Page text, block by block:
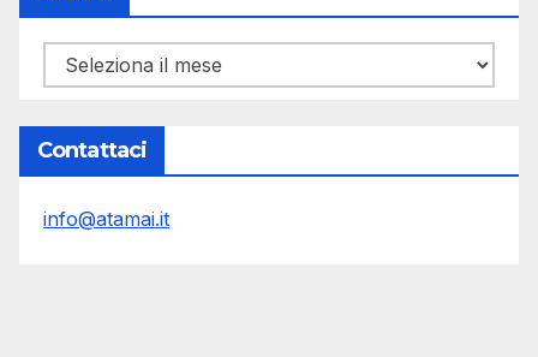
Archivi
Contattaci
info@atamai.it